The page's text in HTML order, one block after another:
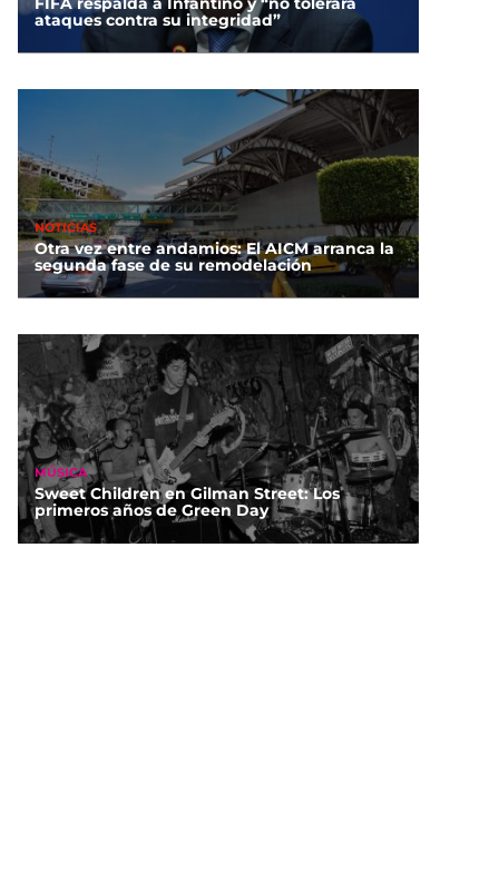
ataques contra su integridad”
NOTICIAS
Otra vez entre andamios: El AICM arranca la
segunda fase de su remodelación
MÚSICA
Sweet Children en Gilman Street: Los
primeros años de Green Day